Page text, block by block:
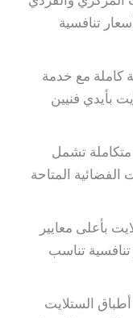
تنافسية
كاملة مع خدمة
بأيدي فنيين
تشمل
الفضائية المتاحة
بأعلى معايير
تنافسية تناسب
الستلايت